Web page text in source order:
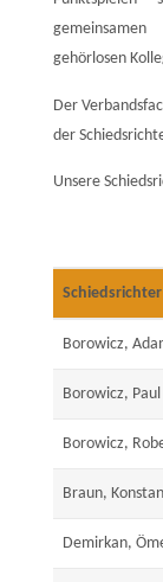
gehörlosen
Der
der
Unsere
Schiedsrichter
Borowicz,
Borowicz, Paul
Borowicz,
Braun,
Demirkan,